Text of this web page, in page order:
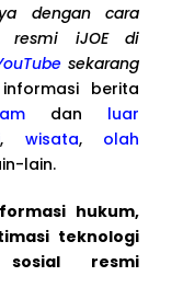
dengan cara
resmi iJOE di
sekarang
berita
dan luar
, wisata, olah
lain.
hukum,
teknologi
resmi